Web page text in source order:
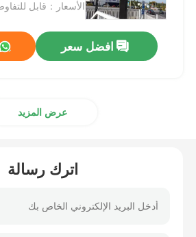
الأسعار：قابل
افضل سعر
عرض المزيد
اترك رسالة